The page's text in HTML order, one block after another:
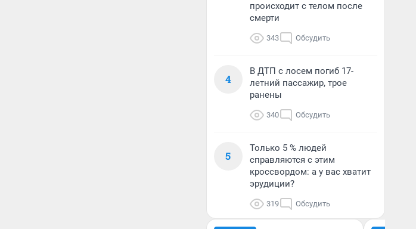
происходит с телом после
смерти
343 Обсудить
4
В ДТП с лосем погиб 17-
летний пассажир, трое
ранены
340 Обсудить
5
Только 5 % людей
справляются с этим
кроссвордом: а у вас хватит
эрудиции?
319 Обсудить